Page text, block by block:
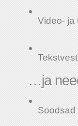
Video- ja
…ja
Soodsad